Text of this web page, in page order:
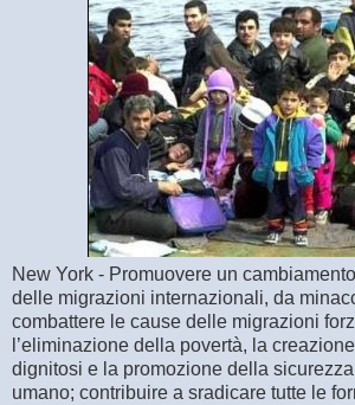
New York - Promuovere un
delle migrazioni internazionali, da
combattere le cause delle migrazioni
l’eliminazione della povertà, la
dignitosi e la promozione della
umano; contribuire a sradicare tutte le